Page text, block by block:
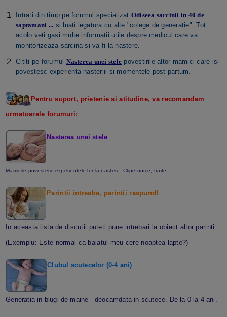
Intrati din timp pe forumul specializat Odiseea sarcinii in 40 de
saptamani ... si luati legatura cu alte "colege de generatie". Tot
acolo veti gasi multe informatii utile despre medicul care va
monitorizeaza sarcina si va fi la nastere.
Cititi pe forumul Nasterea unei stele povestirile altor mamici care isi
povestesc experienta nasteriii si momentele post-partum.
Pentru suport, prietenie si atitudine, va recomandam
urmatoarele forumuri:
Nasterea unei stele
Mamicile povestesc experientele lor la nastere. Clipe unice, traite
Parintii intreaba, parintii raspund!
In aceasta lista de discutii puteti pune intrebari la obiect altor parinti
(Exemplu: Este normal ca baiatul meu cere noaptea lapte?)
Clubul scutecelor (0-4 ani)
Generatia in blugi de maine - deocamdata in scutece. De la 0 la 4 ani.